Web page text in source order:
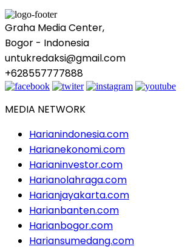
Graha Media Center,
Bogor - Indonesia
untukredaksi@gmail.com
+628557777888
MEDIA NETWORK
Harianindonesia.com
Harianekonomi.com
Harianinvestor.com
Harianolahraga.com
Harianjayakarta.com
Harianbanten.com
Harianbogor.com
Hariansumedang.com